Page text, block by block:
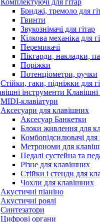
Комплектуючі для гітар
Бриджі, тремоло для
Гвинти
Звукознімачі для гітар
Кілкова механіка для
Перемикачі
Пікгарди, накладки,
Поріжки
Потенціометри, ручки
Стійки, гаки, підніжки для
Клавішні
MIDI-клавіатури
Аксесуари для клавішних
Аксесуар Банкетки
Блоки живлення для
Комбопідсилювачі
Метрономи для
Педалі сустейна та
Різне для клавішних
Стійки і стенди для
Чохли для клавішних
Акустичні піаніно
Акустичні роялі
Синтезатори
Цифрові органи